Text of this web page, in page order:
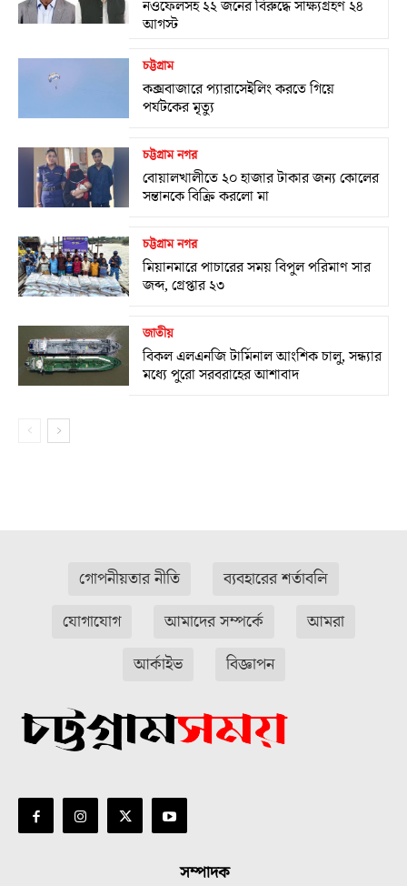
নওফেলসহ ২২ জনের বিরুদ্ধে সাক্ষ্যগ্রহণ ২৪
আগস্ট
চট্টগ্রাম
কক্সবাজারে প্যারাসেইলিং করতে গিয়ে
পর্যটকের মৃত্যু
চট্টগ্রাম নগর
বোয়ালখালীতে ২০ হাজার টাকার জন্য কোলের
সন্তানকে বিক্রি করলো মা
চট্টগ্রাম নগর
মিয়ানমারে পাচারের সময় বিপুল পরিমাণ সার
জব্দ, গ্রেপ্তার ২৩
জাতীয়
বিকল এলএনজি টার্মিনাল আংশিক চালু, সন্ধ্যার
মধ্যে পুরো সরবরাহের আশাবাদ
গোপনীয়তার নীতি
ব্যবহারের শর্তাবলি
যোগাযোগ
আমাদের সম্পর্কে
আমরা
আর্কাইভ
বিজ্ঞাপন
সম্পাদক